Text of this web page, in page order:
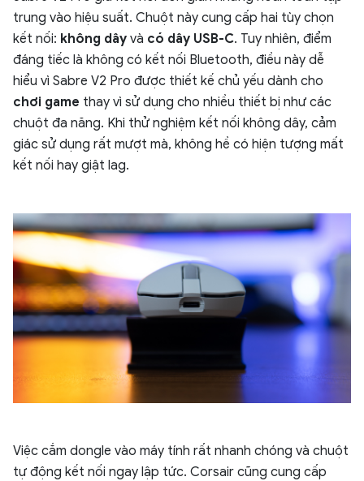
trung vào hiệu suất. Chuột này cung cấp hai tùy chọn
kết nối: không dây và có dây USB-C. Tuy nhiên, điểm
đáng tiếc là không có kết nối Bluetooth, điều này dễ
hiểu vì Sabre V2 Pro được thiết kế chủ yếu dành cho
chơi game thay vì sử dụng cho nhiều thiết bị như các
chuột đa năng. Khi thử nghiệm kết nối không dây, cảm
giác sử dụng rất mượt mà, không hề có hiện tượng mất
kết nối hay giật lag.
Việc cắm dongle vào máy tính rất nhanh chóng và chuột
tự động kết nối ngay lập tức. Corsair cũng cung cấp